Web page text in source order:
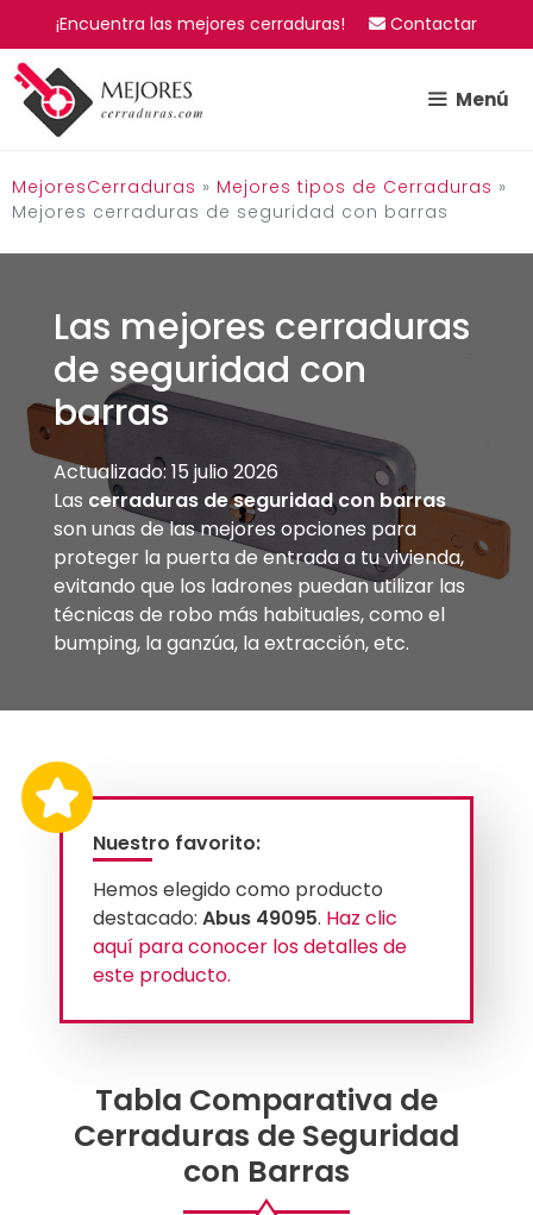
al
contenido
¡Encuentra las mejores cerraduras! Contactar
Menú
MejoresCerraduras » Mejores tipos de Cerraduras »
Mejores cerraduras de seguridad con barras
Las mejores cerraduras
de seguridad con
barras
Actualizado: 15 julio 2026
Las cerraduras de seguridad con barras
son unas de las mejores opciones para
proteger la puerta de entrada a tu vivienda,
evitando que los ladrones puedan utilizar las
técnicas de robo más habituales, como el
bumping, la ganzúa, la extracción, etc.
Nuestro favorito:
Hemos elegido como producto
destacado: Abus 49095. Haz clic
aquí para conocer los detalles de
este producto.
Tabla Comparativa de
Cerraduras de Seguridad
con Barras